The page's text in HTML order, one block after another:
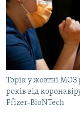
МУЛЬТИМЕДІА
ФОТО
СПЕЦПРОЄКТИ
ПОДКАСТИ
КРИМ РЕАЛІЇ
РУС
Торік у жовтні МОЗ
років від
Pfizer-BioNTech